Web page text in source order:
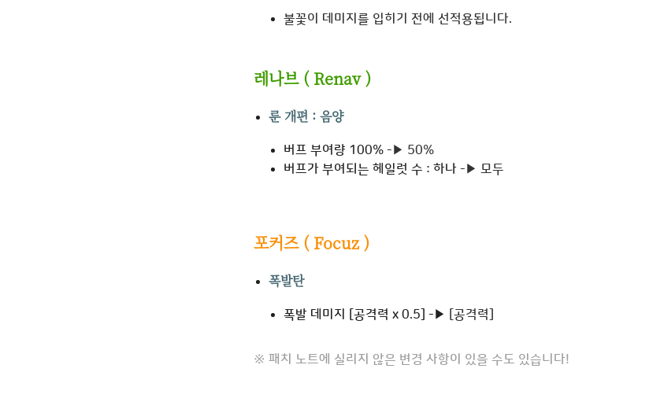
불꽃이 데미지를 입히기 전에 선적용됩니다.
레나브 ( Renav)
룬 개편 : 음양
버프 부여량 100% -▶ 50%
버프가 부여되는 헤일럿 수 : 하나 -▶ 모두
포커즈 ( Focuz )
폭발탄
폭발 데미지 [공격력 x 0.5] -▶ [공격력]
※ 패치 노트에 실리지 않은 변경 사항이 있을 수도 있습니다!